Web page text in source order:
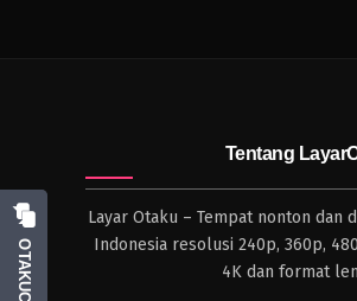
Tentang
Layar Otaku – Tempat nonton dan
Indonesia resolusi 240p, 360p,
4K dan format